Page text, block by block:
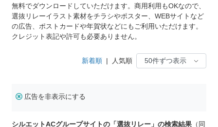
無料でダウンロードしていただけます。商用利用もOKなので、
選抜リレーイラスト素材をチラシやポスター、WEBサイトなど
の広告、ポストカードや年賀状などにもご利用いただけます。
クレジット表記や許可も必要ありません。
新着順 | 人気順
広告を非表示にする
シルエットACグループサイトの「選抜リレー」の検索結果 （同